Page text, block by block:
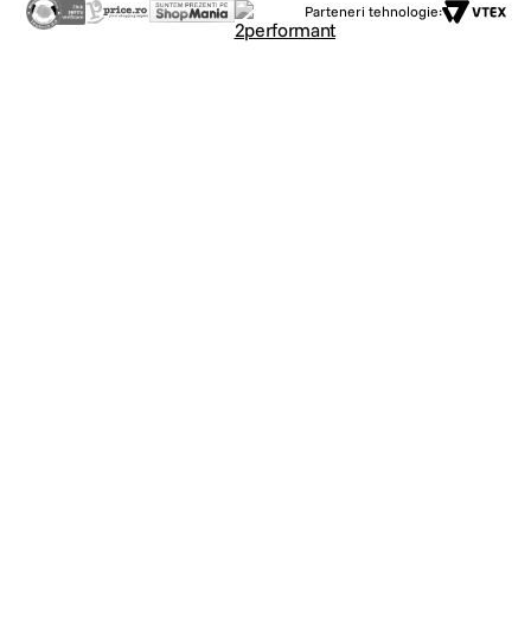
Parteneri tehnologie: